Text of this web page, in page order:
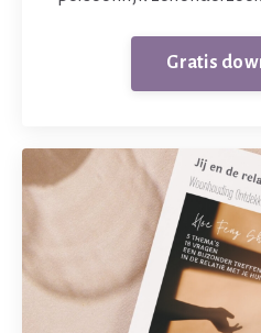
Gratis